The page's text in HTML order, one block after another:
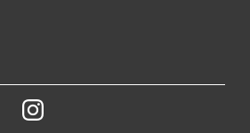
YoutubeInstagram